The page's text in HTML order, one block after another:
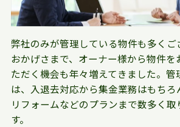
弊社のみが管理している物件も多くご
おかげさまで、オーナー様から物件を
ただく機会も年々増えてきました。管
は、入退去対応から集金業務はもちろ
リフォームなどのプランまで数多く取
す。